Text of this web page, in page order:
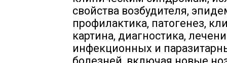
свойства возбудителя,
профилактика, патогенез,
картина, диагностика,
инфекционных и